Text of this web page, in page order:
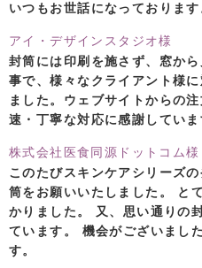
いつもお世話になっております
アイ・デザインスタジオ様
封筒には印刷を施さず、窓か
事で、様々なクライアント様
ました。ウェブサイトからの
速・丁寧な対応に感謝していま
株式会社医食同源ドットコム様
このたびスキンケアシリーズ
筒をお願いいたしました。 と
かりました。 又、思い通りの
ています。 機会がございまし
す。